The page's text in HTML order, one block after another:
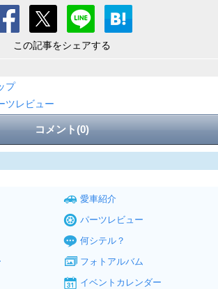
この記事をシェアする
プ
ツレビュー
コメント(0)
愛車紹介
パーツレビュー
何シテル？
フォトアルバム
イベントカレンダー